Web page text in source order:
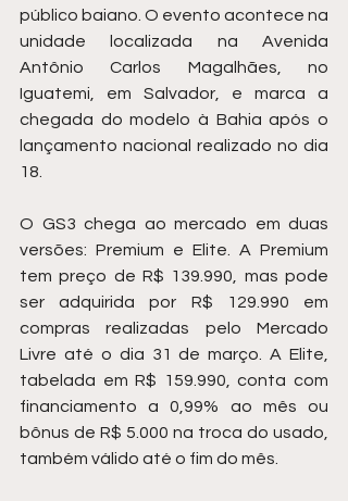
público baiano. O evento acontece na
unidade localizada na Avenida
Antônio Carlos Magalhães, no
Iguatemi, em Salvador, e marca a
chegada do modelo à Bahia após o
lançamento nacional realizado no dia
18.
O GS3 chega ao mercado em duas
versões: Premium e Elite. A Premium
tem preço de R$ 139.990, mas pode
ser adquirida por R$ 129.990 em
compras realizadas pelo Mercado
Livre até o dia 31 de março. A Elite,
tabelada em R$ 159.990, conta com
financiamento a 0,99% ao mês ou
bônus de R$ 5.000 na troca do usado,
também válido até o fim do mês.